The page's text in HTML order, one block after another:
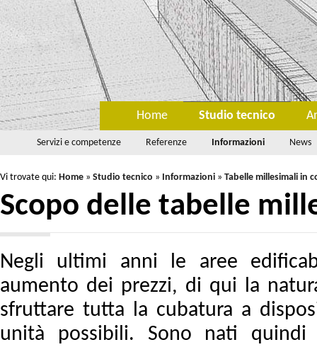
Home Studio tecnico
Servizi e competenze Referenze Informazioni News
Vi trovate qui: Home » Studio tecnico » Informazioni » Tabelle millesimali in
Scopo delle tabelle
Negli ultimi anni le aree
aumento dei prezzi, di qui la
sfruttare tutta la cubatura a
unità possibili. Sono nati